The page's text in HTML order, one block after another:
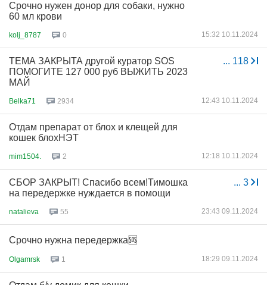
Срочно нужен донор для собаки, нужно
60 мл крови
kolj_8787 0 15:32 10.11.2024
... 118
ТЕМА ЗАКРЫТА другой куратор SOS
ПОМОГИТЕ 127 000 руб ВЫЖИТЬ 2023
МАЙ
Belka71 2934 12:43 10.11.2024
Отдам препарат от блох и клещей для
кошек блохНЭТ
mim1504. 2 12:18 10.11.2024
... 3
СБОР ЗАКРЫТ! Спасибо всем!Тимошка
на передержке нуждается в помощи
natalieva 55 23:43 09.11.2024
Срочно нужна передержка🆘
Olgamrsk 1 18:29 09.11.2024